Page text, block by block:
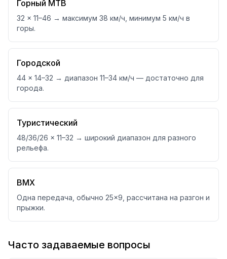
Горный MTB
32 × 11–46 → максимум 38 км/ч, минимум 5 км/ч в
горы.
Городской
44 × 14–32 → диапазон 11–34 км/ч — достаточно для
города.
Туристический
48/36/26 × 11–32 → широкий диапазон для разного
рельефа.
BMX
Одна передача, обычно 25×9, рассчитана на разгон и
прыжки.
Часто задаваемые вопросы